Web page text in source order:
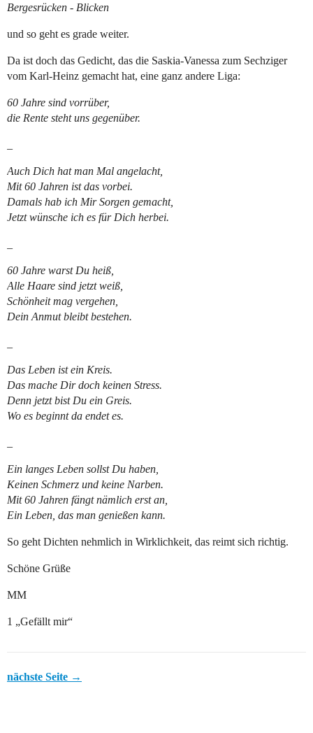
Bergesrücken - Blicken
und so geht es grade weiter.
Da ist doch das Gedicht, das die Saskia-Vanessa zum Sechziger
vom Karl-Heinz gemacht hat, eine ganz andere Liga:
60 Jahre sind vorrüber,
die Rente steht uns gegenüber.
Auch Dich hat man Mal angelacht,
Mit 60 Jahren ist das vorbei.
Damals hab ich Mir Sorgen gemacht,
Jetzt wünsche ich es für Dich herbei.
60 Jahre warst Du heiß,
Alle Haare sind jetzt weiß,
Schönheit mag vergehen,
Dein Anmut bleibt bestehen.
Das Leben ist ein Kreis.
Das mache Dir doch keinen Stress.
Denn jetzt bist Du ein Greis.
Wo es beginnt da endet es.
Ein langes Leben sollst Du haben,
Keinen Schmerz und keine Narben.
Mit 60 Jahren fängt nämlich erst an,
Ein Leben, das man genießen kann.
So geht Dichten nehmlich in Wirklichkeit, das reimt sich richtig.
Schöne Grüße
MM
1 „Gefällt mir“
nächste Seite →